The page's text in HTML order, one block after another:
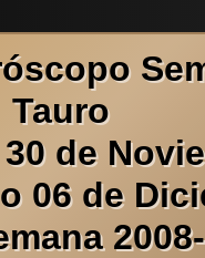
Tauro
de
06 de